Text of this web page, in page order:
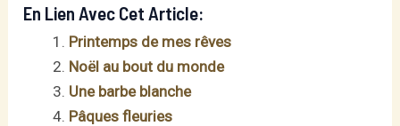
En Lien Avec Cet Article:
Printemps de mes rêves
Noël au bout du monde
Une barbe blanche
Pâques fleuries